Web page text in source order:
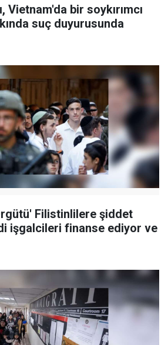
Vietnam'da bir soykırımcı
suç duyurusunda
Filistinlilere şiddet
işgalcileri finanse ediyor ve